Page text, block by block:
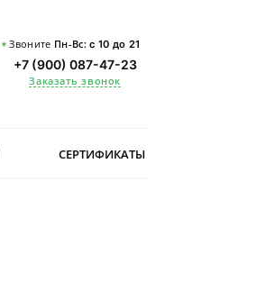
Звоните Пн-Вс:с 10 до 21
+7 (900) 087-47-23
Заказать звонок
СЕРТИФИКАТЫ